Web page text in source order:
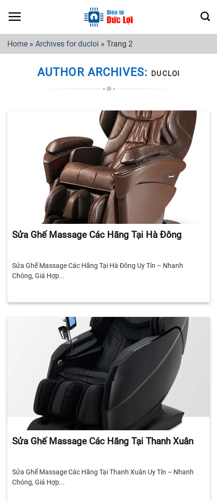
Home » Archives for ducloi » Trang 2
AUTHOR ARCHIVES: DUCLOI
Sửa Ghế Massage Các Hãng Tại Hà Đông
Sửa Ghế Massage Các Hãng Tại Hà Đông Uy Tín – Nhanh
Chóng, Giá Hợp...
Sửa Ghế Massage Các Hãng Tại Thanh Xuân
Sửa Ghế Massage Các Hãng Tại Thanh Xuân Uy Tín – Nhanh
Chóng, Giá Hợp...